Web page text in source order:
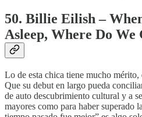
50. Billie Eilish –
Asleep, Where Do We
Lo de esta chica tiene mucho
Que su debut en largo pueda
de auto descubrimiento cultural y a
mayores como para haber superado